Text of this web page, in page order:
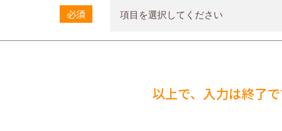
必須
以上で、入力は終了で